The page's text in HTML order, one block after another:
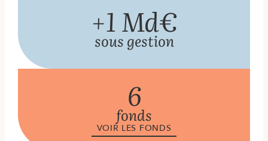
+1 Md€
sous gestion
6
fonds
VOIR LES FONDS